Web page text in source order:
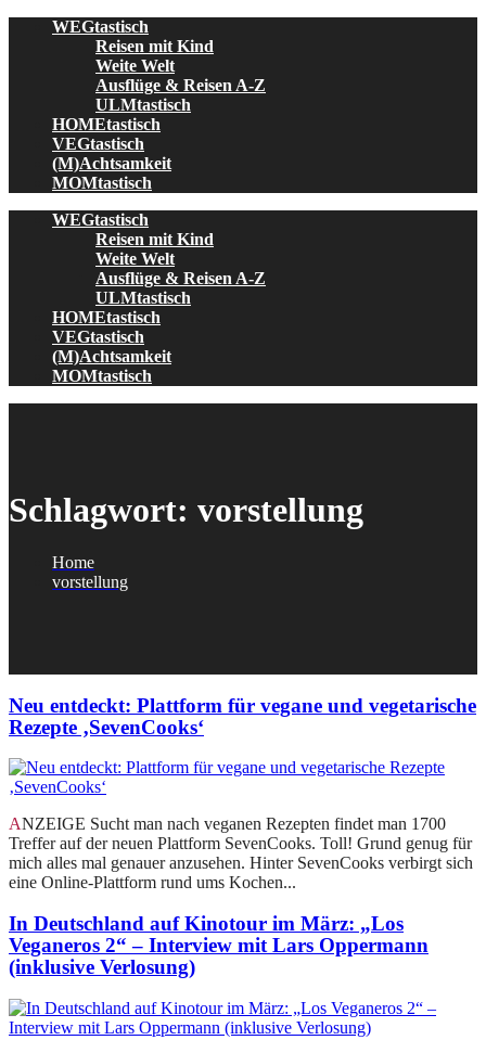
WEGtastisch
Reisen mit Kind
Weite Welt
Ausflüge & Reisen A-Z
ULMtastisch
HOMEtastisch
VEGtastisch
(M)Achtsamkeit
MOMtastisch
WEGtastisch
Reisen mit Kind
Weite Welt
Ausflüge & Reisen A-Z
ULMtastisch
HOMEtastisch
VEGtastisch
(M)Achtsamkeit
MOMtastisch
Schlagwort: vorstellung
Home
vorstellung
Neu entdeckt: Plattform für vegane und vegetarische
Rezepte ‚SevenCooks‘
ANZEIGE Sucht man nach veganen Rezepten findet man 1700
Treffer auf der neuen Plattform SevenCooks. Toll! Grund genug für
mich alles mal genauer anzusehen. Hinter SevenCooks verbirgt sich
eine Online-Plattform rund ums Kochen...
In Deutschland auf Kinotour im März: „Los
Veganeros 2“ – Interview mit Lars Oppermann
(inklusive Verlosung)